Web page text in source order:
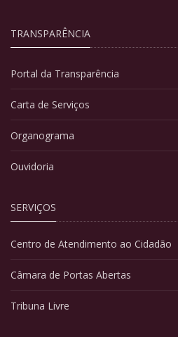
TRANSPARÊNCIA
Portal da Transparência
Carta de Serviços
Organograma
Ouvidoria
SERVIÇOS
Centro de Atendimento ao Cidadão
Câmara de Portas Abertas
Tribuna Livre